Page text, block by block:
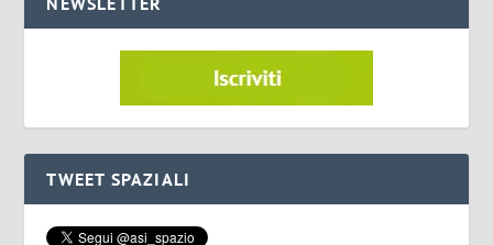
TWEET SPAZIALI